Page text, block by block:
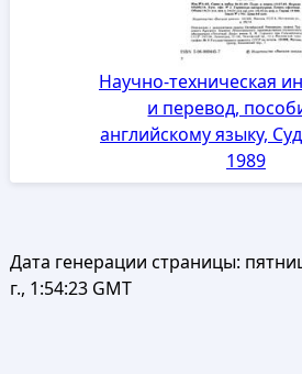
Научно-техническая
и перевод,
английскому языку,
1989
Дата генерации страницы:
г., 1:54:23 GMT